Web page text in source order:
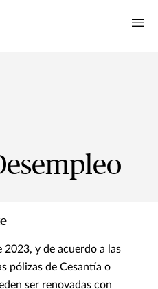
y de acuerdo a las
pólizas de Cesantía o
ser renovadas con